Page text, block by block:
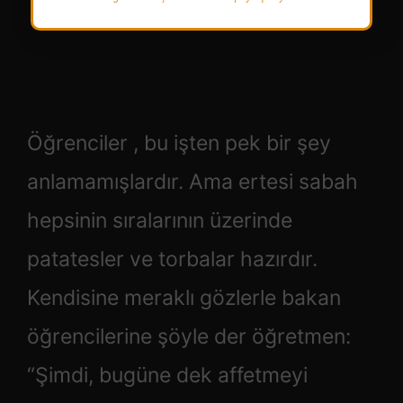
Öğrenciler , bu işten pek bir şey
anlamamışlardır. Ama ertesi sabah
hepsinin sıralarının üzerinde
patatesler ve torbalar hazırdır.
Kendisine meraklı gözlerle bakan
öğrencilerine şöyle der öğretmen:
“Şimdi, bugüne dek affetmeyi